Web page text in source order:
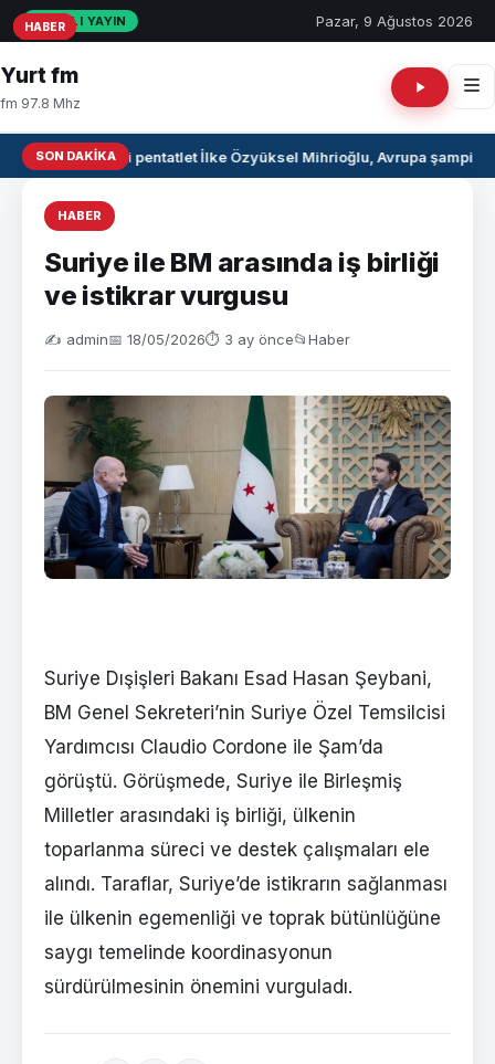
CANLI YAYIN Pazar, 9 Ağustos 2026
Yurt fm
fm 97.8 Mhz
SON DAKIKAMilli pentatlet İlke Özyüksel Mihrioğlu, Avrupa
HABER
Suriye ile BM arasında iş birliği
ve istikrar vurgusu
✍️ admin📅 18/05/2026⏱ 3 ay önce📂Haber
Suriye Dışişleri Bakanı Esad Hasan Şeybani,
BM Genel Sekreteri’nin Suriye Özel Temsilcisi
Yardımcısı Claudio Cordone ile Şam’da
görüştü. Görüşmede, Suriye ile Birleşmiş
Milletler arasındaki iş birliği, ülkenin
toparlanma süreci ve destek çalışmaları ele
alındı. Taraflar, Suriye’de istikrarın sağlanması
ile ülkenin egemenliği ve toprak bütünlüğüne
saygı temelinde koordinasyonun
sürdürülmesinin önemini vurguladı.
HABER
HABER
HABER